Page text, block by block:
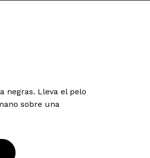
negras. Lleva el pelo
sobre una